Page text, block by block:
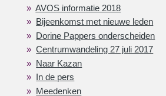
AVOS informatie 2018
Bijeenkomst met nieuwe leden
Dorine Pappers onderscheiden
Centrumwandeling 27 juli 2017
Naar Kazan
In de pers
Meedenken